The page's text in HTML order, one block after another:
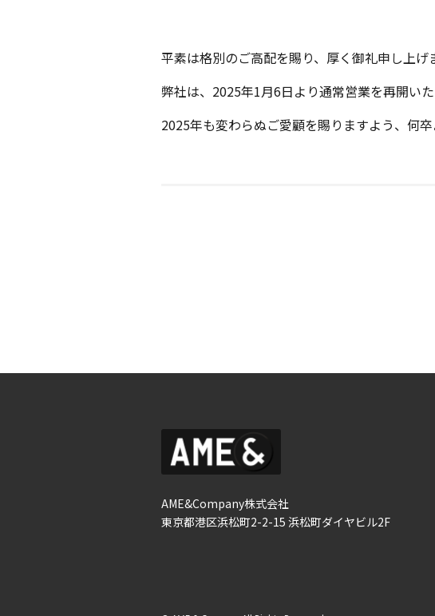
平素は格別のご高配を賜り、厚く御礼申し上げ
弊社は、2025年1月6日より通常営業を再開いた
2025年も変わらぬご愛顧を賜りますよう、何卒
AME&Company株式会社
東京都港区浜松町2-2-15 浜松町ダイヤビル2F